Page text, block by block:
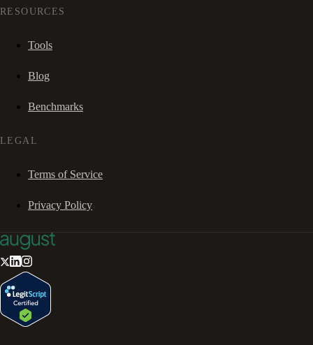
RESOURCES
Tools
Blog
Benchmarks
LEGAL
Terms of Service
Privacy Policy